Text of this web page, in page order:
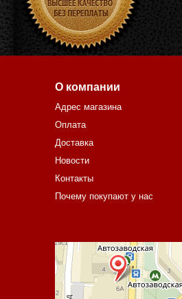
О компании
Адрес магазина
Оплата
Доставка
Новости
Контакты
Почему покупают у нас